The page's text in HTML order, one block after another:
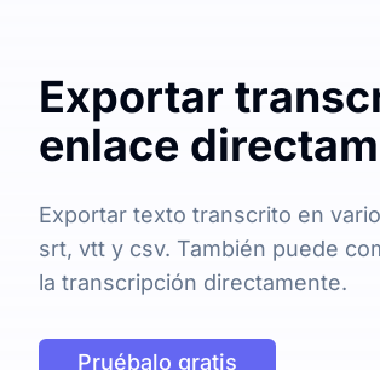
Exportar
enlace
Exportar texto transcrito en
srt, vtt y csv. También puede
la transcripción directamente.
Pruébalo gratis